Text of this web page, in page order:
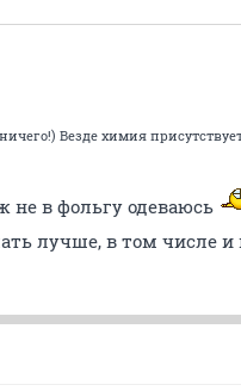
Везде химия
не в фольгу одеваюсь
лучше, в том числе и